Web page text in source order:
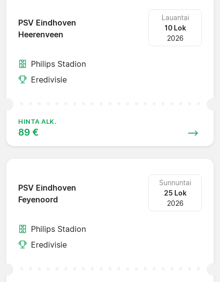
PSV Eindhoven
Heerenveen
Lauantai
10 Lok
2026
Philips Stadion
Eredivisie
HINTA ALK.
89 €
PSV Eindhoven
Feyenoord
Sunnuntai
25 Lok
2026
Philips Stadion
Eredivisie